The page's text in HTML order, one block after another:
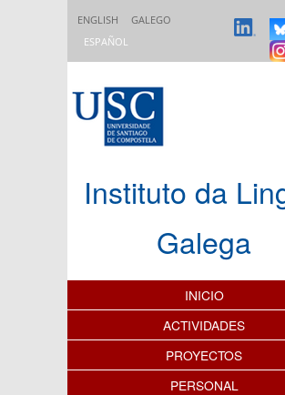
ENGLISH
GALEGO
ESPAÑOL
Instituto da
Galega
Índice de contenidos
INICIO
ACTIVIDADES
PROYECTOS
PERSONAL